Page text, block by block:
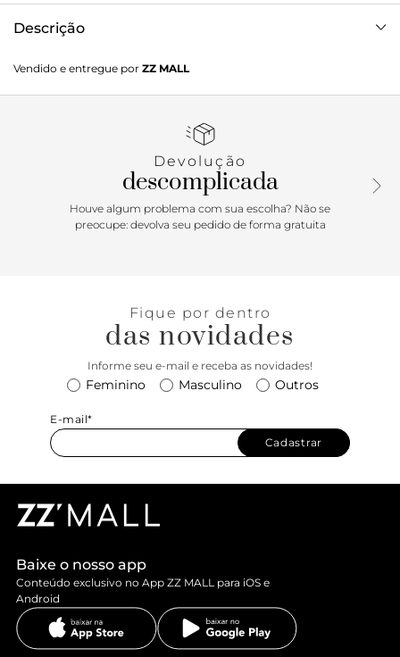
Descrição
tamanho M possui alça transversal, com fechamento
superior em zíper metálico com puxador em tira. De shape
arredondado e aplicação de pin metálico com assinatura
Porque Apostar: A BFF que descomplica todas as rotinas
com muito estilo é a bolsa tiracolo Anacapri. No tamanho
M, ela comporta itens essenciais para encarar a correria.
Vendido e entregue por ZZ MALL
Devolução
descomplicada
Houve algum problema com sua escolha? Não se
preocupe: devolva seu pedido de forma gratuita
Fique por dentro
das novidades
Informe seu e-mail e receba as novidades!
Feminino Masculino Outros
E-mail*
Cadastrar
Baixe o nosso app
Conteúdo exclusivo no App ZZ MALL para iOS e
Android